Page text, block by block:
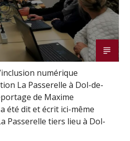
numérique
La Passerelle à Dol-de-
de Maxime
été dit et écrit ici-même
Passerelle tiers lieu à Dol-